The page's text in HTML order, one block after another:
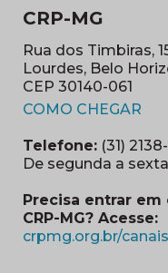
CRP-MG
Rua dos Timbiras,
Lourdes, Belo
CEP 30140-061
COMO CHEGAR
Telefone: (31)
De segunda a
Precisa entrar
CRP-MG? Acesse:
crpmg.org.br/